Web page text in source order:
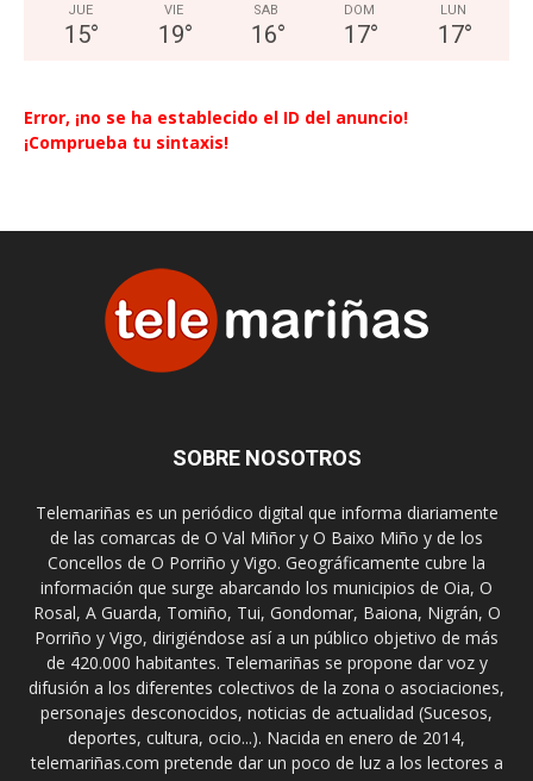
JUE
15°
VIE
19°
SAB
16°
DOM
17°
LUN
17°
Error, ¡no se ha establecido el ID del anuncio!
¡Comprueba tu sintaxis!
SOBRE NOSOTROS
Telemariñas es un periódico digital que informa diariamente
de las comarcas de O Val Miñor y O Baixo Miño y de los
Concellos de O Porriño y Vigo. Geográficamente cubre la
información que surge abarcando los municipios de Oia, O
Rosal, A Guarda, Tomiño, Tui, Gondomar, Baiona, Nigrán, O
Porriño y Vigo, dirigiéndose así a un público objetivo de más
de 420.000 habitantes. Telemariñas se propone dar voz y
difusión a los diferentes colectivos de la zona o asociaciones,
personajes desconocidos, noticias de actualidad (Sucesos,
deportes, cultura, ocio...). Nacida en enero de 2014,
telemariñas.com pretende dar un poco de luz a los lectores a